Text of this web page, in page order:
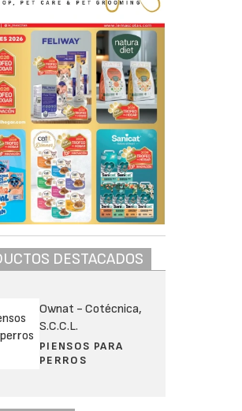
DESTACADOS
Ownat - Cotécnica,
S.C.C.L.
PIENSOS PARA
PERROS